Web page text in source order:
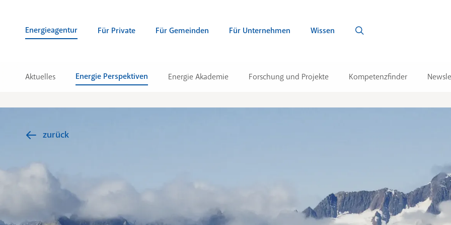
Energieagentur Für Private Für Gemeinden Für Unternehmen Wissen
Aktuelles Energie Perspektiven Energie Akademie Forschung und Projekte Kompetenzfinder
zurück